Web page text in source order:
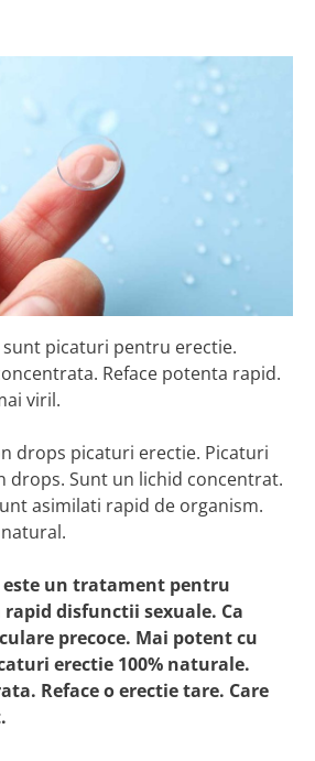
picaturi pentru erectie.
Reface potenta rapid.
viril.
drops picaturi erectie. Picaturi
drops. Sunt un lichid concentrat.
asimilati rapid de organism.
este un tratament pentru
disfunctii sexuale. Ca
precoce. Mai potent cu
erectie 100% naturale.
Reface o erectie tare. Care